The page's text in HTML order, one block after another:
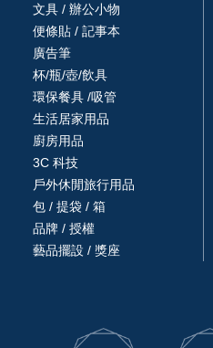
文具 / 辦公小物
便條貼 / 記事本
廣告筆
杯/瓶/壺/飲具
環保餐具 /吸管
生活居家用品
廚房用品
3C 科技
戶外休閒旅行用品
包 / 提袋 / 箱
品牌 / 授權
藝品擺設 / 獎座